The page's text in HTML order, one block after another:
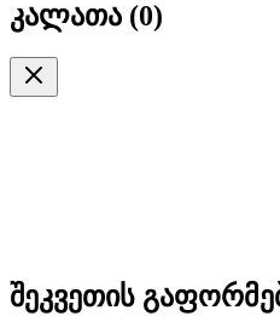
კალათა (0)
შეკვეთის